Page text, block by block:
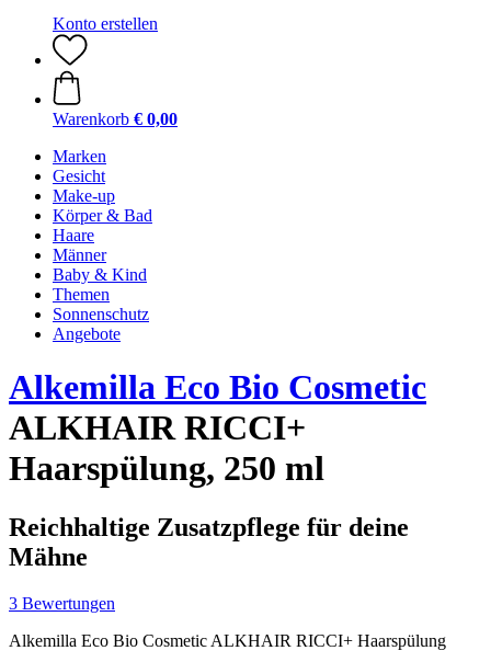
Konto erstellen
Warenkorb € 0,00
Marken
Gesicht
Make-up
Körper & Bad
Haare
Männer
Baby & Kind
Themen
Sonnenschutz
Angebote
Alkemilla Eco Bio Cosmetic
ALKHAIR RICCI+
Haarspülung, 250 ml
Reichhaltige Zusatzpflege für deine
Mähne
3 Bewertungen
Alkemilla Eco Bio Cosmetic ALKHAIR RICCI+ Haarspülung